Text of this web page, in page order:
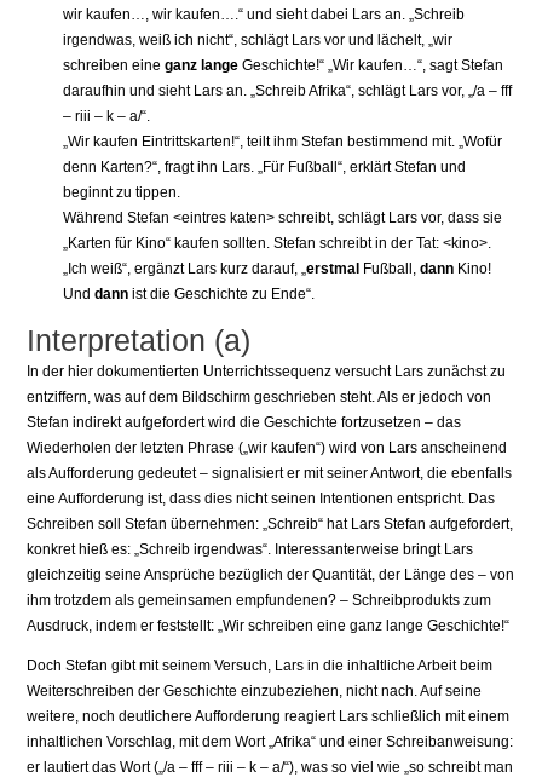
wir kaufen…, wir kaufen….“ und sieht dabei Lars an. „Schreib
irgendwas, weiß ich nicht“, schlägt Lars vor und lächelt, „wir
schreiben eineganz langeGeschichte!“ „Wir kaufen…“, sagt Stefan
daraufhin und sieht Lars an. „Schreib Afrika“, schlägt Lars vor, „/a – fff
– riii – k – a/“.
„Wir kaufen Eintrittskarten!“, teilt ihm Stefan bestimmend mit. „Wofür
denn Karten?“, fragt ihn Lars. „Für Fußball“, erklärt Stefan und
beginnt zu tippen.
Während Stefan <eintres katen> schreibt, schlägt Lars vor, dass sie
„Karten für Kino“ kaufen sollten. Stefan schreibt in der Tat: <kino>.
„Ich weiß“, ergänzt Lars kurz darauf, „erstmal Fußball,dann Kino!
Unddann ist die Geschichte zu Ende“.
Interpretation (a)
In der hier dokumentierten Unterrichtssequenz versucht Lars zunächst zu
entziffern, was auf dem Bildschirm geschrieben steht. Als er jedoch von
Stefan indirekt aufgefordert wird die Geschichte fortzusetzen – das
Wiederholen der letzten Phrase („wir kaufen“) wird von Lars anscheinend
als Aufforderung gedeutet – signalisiert er mit seiner Antwort, die ebenfalls
eine Aufforderung ist, dass dies nicht seinen Intentionen entspricht. Das
Schreiben soll Stefan übernehmen: „Schreib“ hat Lars Stefan aufgefordert,
konkret hieß es: „Schreib irgendwas“. Interessanterweise bringt Lars
gleichzeitig seine Ansprüche bezüglich der Quantität, der Länge des – von
ihm trotzdem als gemeinsamen empfundenen? – Schreibprodukts zum
Ausdruck, indem er feststellt: „Wir schreiben eine ganz lange Geschichte!“
Doch Stefan gibt mit seinem Versuch, Lars in die inhaltliche Arbeit beim
Weiterschreiben der Geschichte einzubeziehen, nicht nach. Auf seine
weitere, noch deutlichere Aufforderung reagiert Lars schließlich mit einem
inhaltlichen Vorschlag, mit dem Wort „Afrika“ und einer Schreibanweisung:
er lautiert das Wort („/a – fff – riii – k – a/“), was so viel wie „so schreibt man